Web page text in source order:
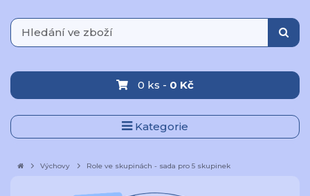
0 ks - 0 Kč
Kategorie
Výchovy Role ve skupinách - sada pro 5 skupinek